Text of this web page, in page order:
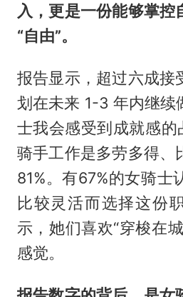
入，更是一份能够掌控
“自由”。
报告显示，超过六成接
划在未来 1-3 年内继续
士我会感受到成就感的
骑手工作是多劳多得、
81%。有67%的女骑士
比较灵活而选择这份
示，她们喜欢“穿梭在
感觉。